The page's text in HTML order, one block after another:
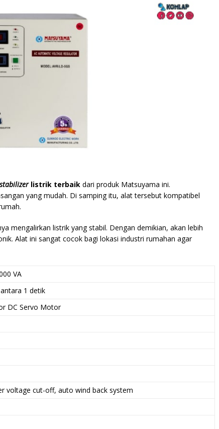
stabilizer listrik terbaik dari produk Matsuyama ini.
yang mudah. Di samping itu, alat tersebut kompatibel
mengalirkan listrik yang stabil. Dengan demikian, akan lebih
Alat ini sangat cocok bagi lokasi industri rumahan agar
VA
antara 1 detik
DC Servo Motor
voltage cut-off, auto wind back system